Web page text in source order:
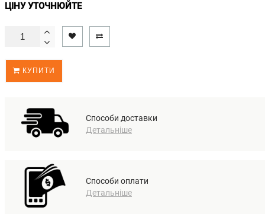
ЦІНУ УТОЧНЮЙТЕ
КУПИТИ
Способи доставки
Детальніше
Способи оплати
Детальніше